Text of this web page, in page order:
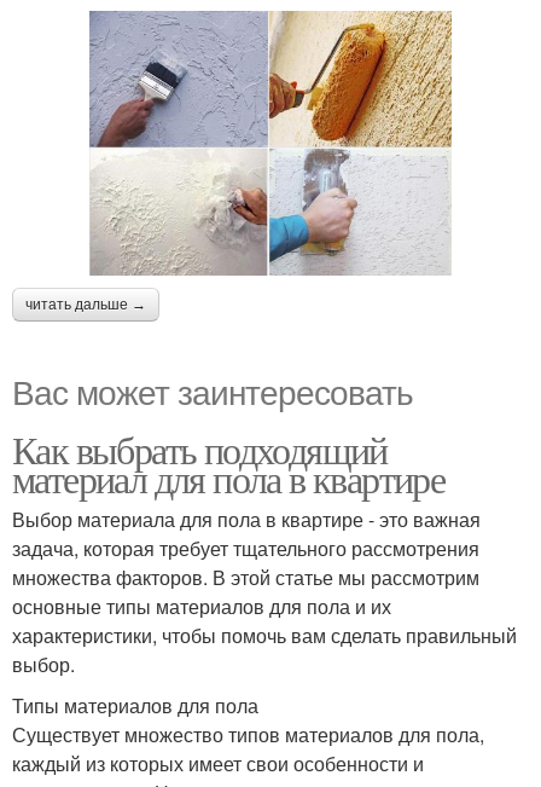
читать дальше →
Вас может заинтересовать
Как выбрать подходящий
материал для пола в квартире
Выбор материала для пола в квартире - это важная
задача, которая требует тщательного рассмотрения
множества факторов. В этой статье мы рассмотрим
основные типы материалов для пола и их
характеристики, чтобы помочь вам сделать правильный
выбор.
Типы материалов для пола
Существует множество типов материалов для пола,
каждый из которых имеет свои особенности и